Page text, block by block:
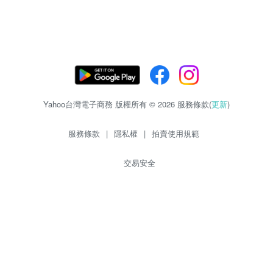
Yahoo台灣電子商務 版權所有 © 2026 服務條款(更新)
服務條款 | 隱私權 | 拍賣使用規範
交易安全